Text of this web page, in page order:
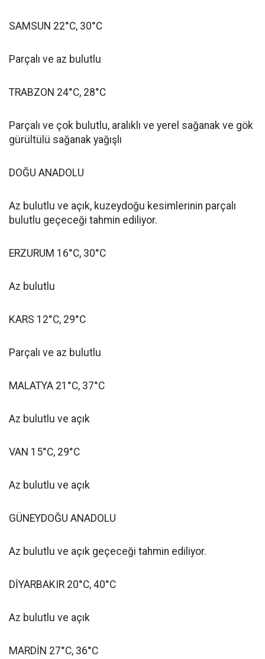
SAMSUN 22°C, 30°C
Parçalı ve az bulutlu
TRABZON 24°C, 28°C
Parçalı ve çok bulutlu, aralıklı ve yerel sağanak ve gök
gürültülü sağanak yağışlı
DOĞU ANADOLU
Az bulutlu ve açık, kuzeydoğu kesimlerinin parçalı
bulutlu geçeceği tahmin ediliyor.
ERZURUM 16°C, 30°C
Az bulutlu
KARS 12°C, 29°C
Parçalı ve az bulutlu
MALATYA 21°C, 37°C
Az bulutlu ve açık
VAN 15°C, 29°C
Az bulutlu ve açık
GÜNEYDOĞU ANADOLU
Az bulutlu ve açık geçeceği tahmin ediliyor.
DİYARBAKIR 20°C, 40°C
Az bulutlu ve açık
MARDİN 27°C, 36°C